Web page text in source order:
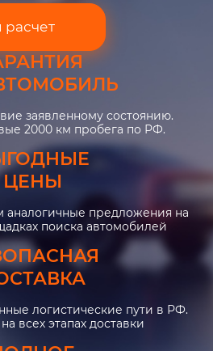
расчет
заявленному состоянию.
2000 км пробега по РФ.
ЦЕНЫ
аналогичные предложения на
поиска автомобилей
логистические пути в РФ.
всех этапах доставки